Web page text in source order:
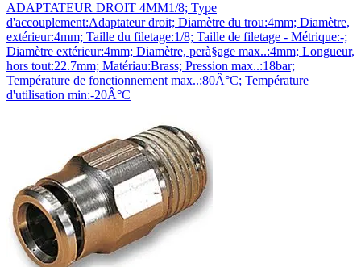
ADAPTATEUR DROIT 4MM1/8; Type
d'accouplement:Adaptateur droit; Diamètre du trou:4mm; Diamètre,
extérieur:4mm; Taille du filetage:1/8; Taille de filetage - Métrique:-;
Diamètre extérieur:4mm; Diamètre, perà§age max..:4mm; Longueur,
hors tout:22.7mm; Matériau:Brass; Pression max..:18bar;
Température de fonctionnement max..:80Â°C; Température
d'utilisation min:-20Â°C